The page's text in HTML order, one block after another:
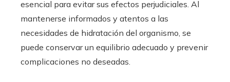
esencial para evitar sus efectos perjudiciales. Al
mantenerse informados y atentos a las
necesidades de hidratación del organismo, se
puede conservar un equilibrio adecuado y prevenir
complicaciones no deseadas.